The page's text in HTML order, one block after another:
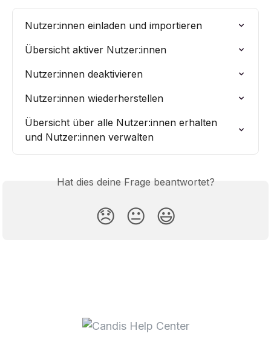
Nutzer:innen einladen und importieren
Übersicht aktiver Nutzer:innen
Nutzer:innen deaktivieren
Nutzer:innen wiederherstellen
Übersicht über alle Nutzer:innen erhalten
und Nutzer:innen verwalten
Hat dies deine Frage beantwortet?
😞 😐 😃